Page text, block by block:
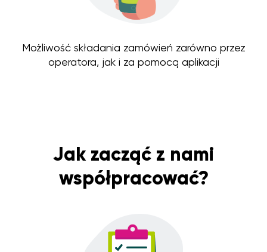
Możliwość składania zamówień zarówno przez
operatora, jak i za pomocą aplikacji
Jak zacząć z nami
współpracować?